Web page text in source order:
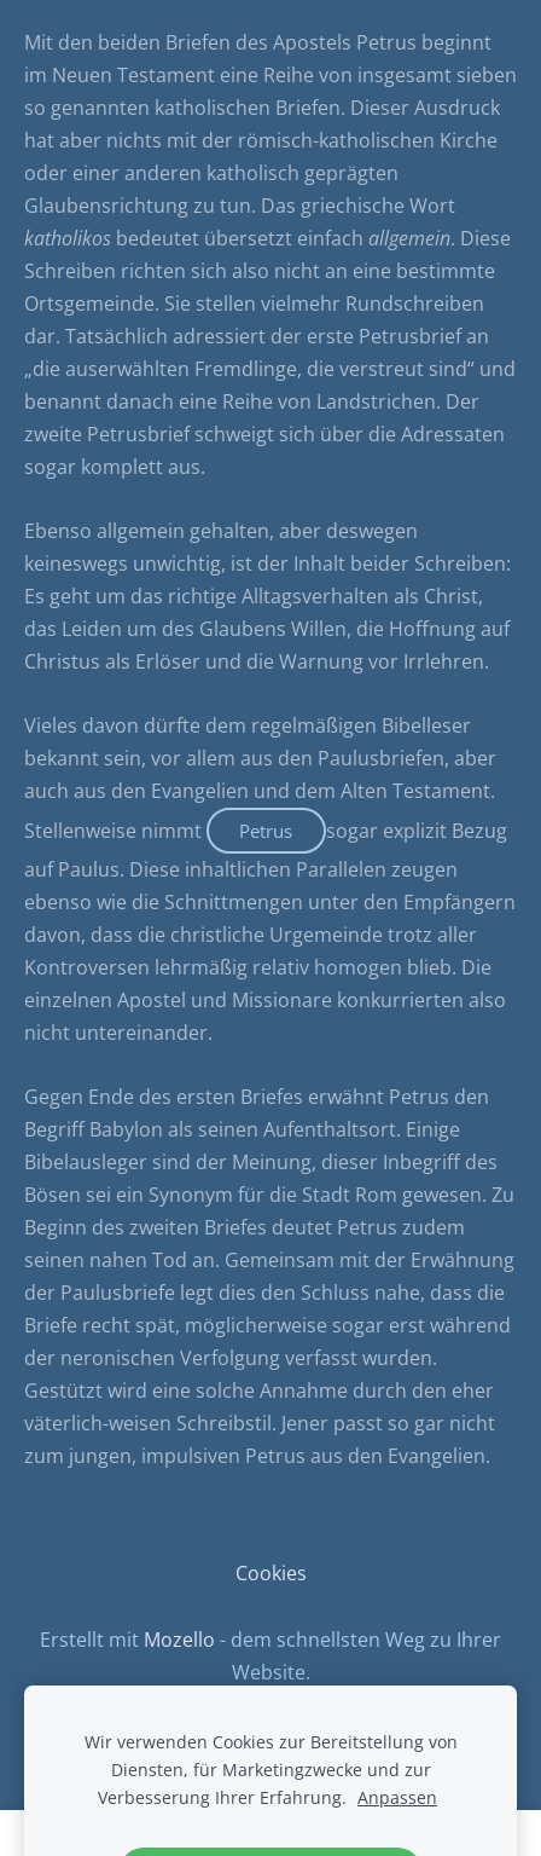
Mit den beiden Briefen des Apostels Petrus beginnt
im Neuen Testament eine Reihe von insgesamt sieben
so genannten katholischen Briefen. Dieser Ausdruck
hat aber nichts mit der römisch-katholischen Kirche
oder einer anderen katholisch geprägten
Glaubensrichtung zu tun. Das griechische Wort
katholikos bedeutet übersetzt einfach allgemein. Diese
Schreiben richten sich also nicht an eine bestimmte
Ortsgemeinde. Sie stellen vielmehr Rundschreiben
dar. Tatsächlich adressiert der erste Petrusbrief an
„die auserwählten Fremdlinge, die verstreut sind“ und
benannt danach eine Reihe von Landstrichen. Der
zweite Petrusbrief schweigt sich über die Adressaten
sogar komplett aus.
Ebenso allgemein gehalten, aber deswegen
keineswegs unwichtig, ist der Inhalt beider Schreiben:
Es geht um das richtige Alltagsverhalten als Christ,
das Leiden um des Glaubens Willen, die Hoffnung auf
Christus als Erlöser und die Warnung vor Irrlehren.
Vieles davon dürfte dem regelmäßigen Bibelleser
bekannt sein, vor allem aus den Paulusbriefen, aber
auch aus den Evangelien und dem Alten Testament.
Stellenweise nimmt
Petrus
sogar explizit Bezug
auf Paulus. Diese inhaltlichen Parallelen zeugen
ebenso wie die Schnittmengen unter den Empfängern
davon, dass die christliche Urgemeinde trotz aller
Kontroversen lehrmäßig relativ homogen blieb. Die
einzelnen Apostel und Missionare konkurrierten also
nicht untereinander.
Gegen Ende des ersten Briefes erwähnt Petrus den
Begriff Babylon als seinen Aufenthaltsort. Einige
Bibelausleger sind der Meinung, dieser Inbegriff des
Bösen sei ein Synonym für die Stadt Rom gewesen. Zu
Beginn des zweiten Briefes deutet Petrus zudem
seinen nahen Tod an. Gemeinsam mit der Erwähnung
der Paulusbriefe legt dies den Schluss nahe, dass die
Briefe recht spät, möglicherweise sogar erst während
der neronischen Verfolgung verfasst wurden.
Gestützt wird eine solche Annahme durch den eher
väterlich-weisen Schreibstil. Jener passt so gar nicht
zum jungen, impulsiven Petrus aus den Evangelien.
Cookies
Erstellt mit Mozello - dem schnellsten Weg zu Ihrer
Website.
Erstellen Sie Ihre Website oder Ihren
Wir verwenden Cookies zur Bereitstellung von
Diensten, für Marketingzwecke und zur
Verbesserung Ihrer Erfahrung. Anpassen